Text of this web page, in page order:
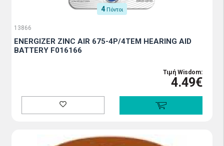
4 Πόντοι
13866
ENERGIZER ZINC AIR 675-4P/4ΤΕΜ HEARING AID
BATTERY F016166
Τιμή Wisdom:
4.49€